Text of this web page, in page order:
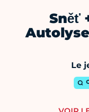
Sněť
Le